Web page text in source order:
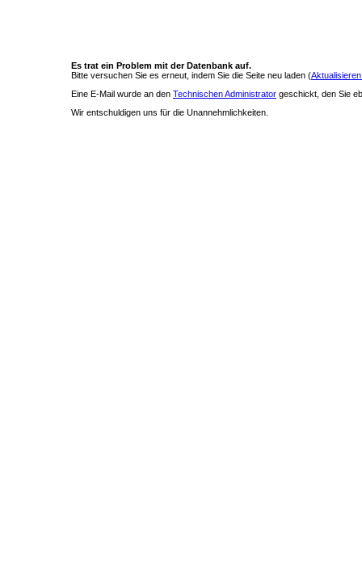
Es trat ein Problem mit der Datenbank auf.
Bitte versuchen Sie es erneut, indem Sie die Seite neu laden (
Eine E-Mail wurde an den Technischen Administrator geschickt, den Sie
Wir entschuldigen uns für die Unannehmlichkeiten.